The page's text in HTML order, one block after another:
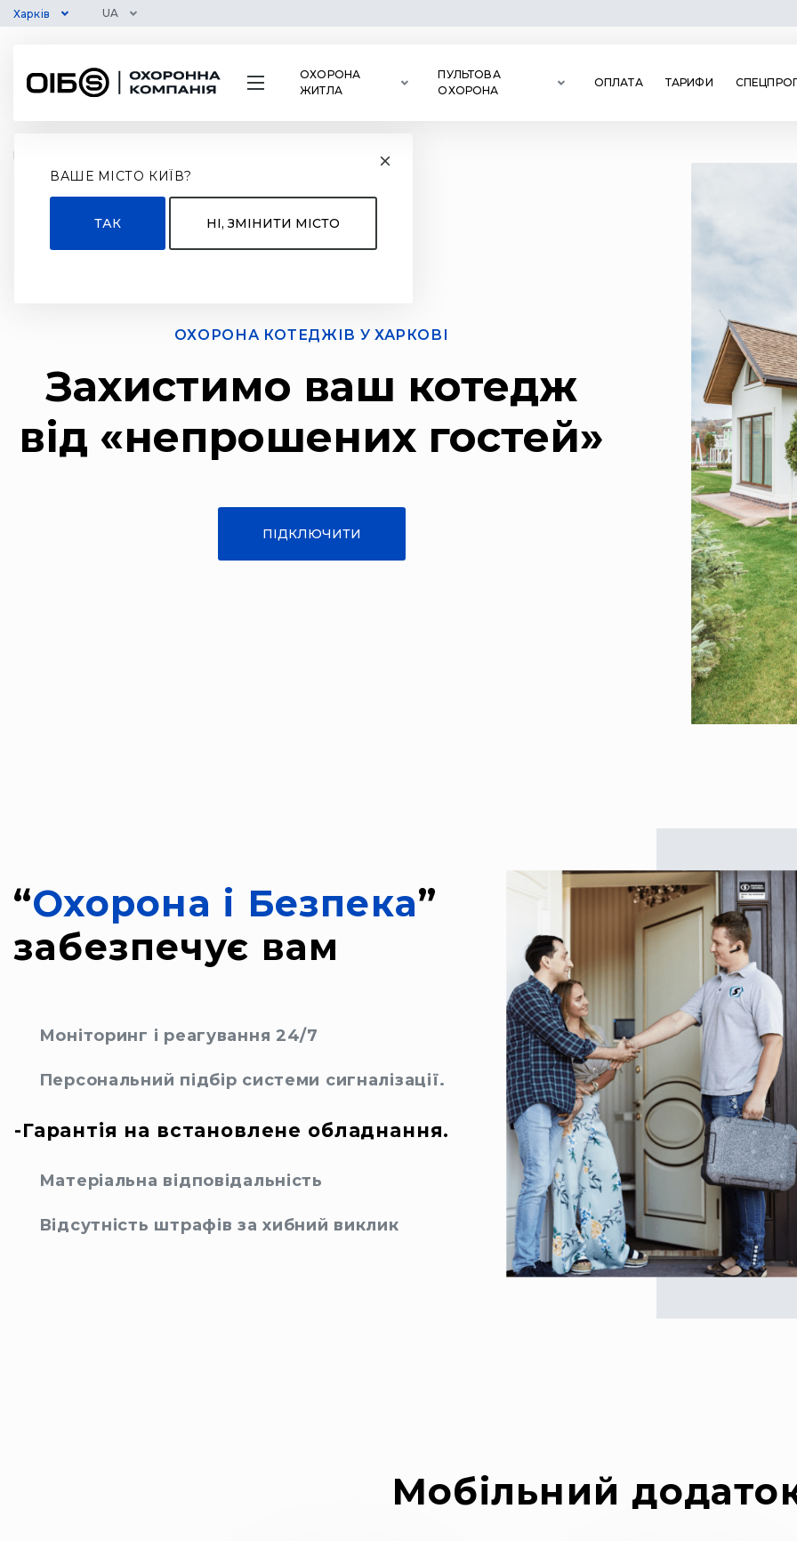
Харків UA
ОХОРОНА
ЖИТЛА
ПУЛЬТОВА
ОХОРОНА
ОПЛАТА ТАРИФИ
ВАШЕ МІСТО КИЇВ?
ТАК НІ, ЗМІНИТИ МІСТО
ОХОРОНАКОТЕДЖІВ У ХАРКОВІ
Захистимо ваш котедж
від «непрошених гостей»
ПІДКЛЮЧИТИ
“Охорона і Безпека”
забезпечує вам
Моніторинг і реагування 24/7
Персональний підбір системи сигналізації.
Гарантія на встановлене обладнання.
Матеріальна відповідальність
Відсутність штрафів за хибний виклик
Мобільний